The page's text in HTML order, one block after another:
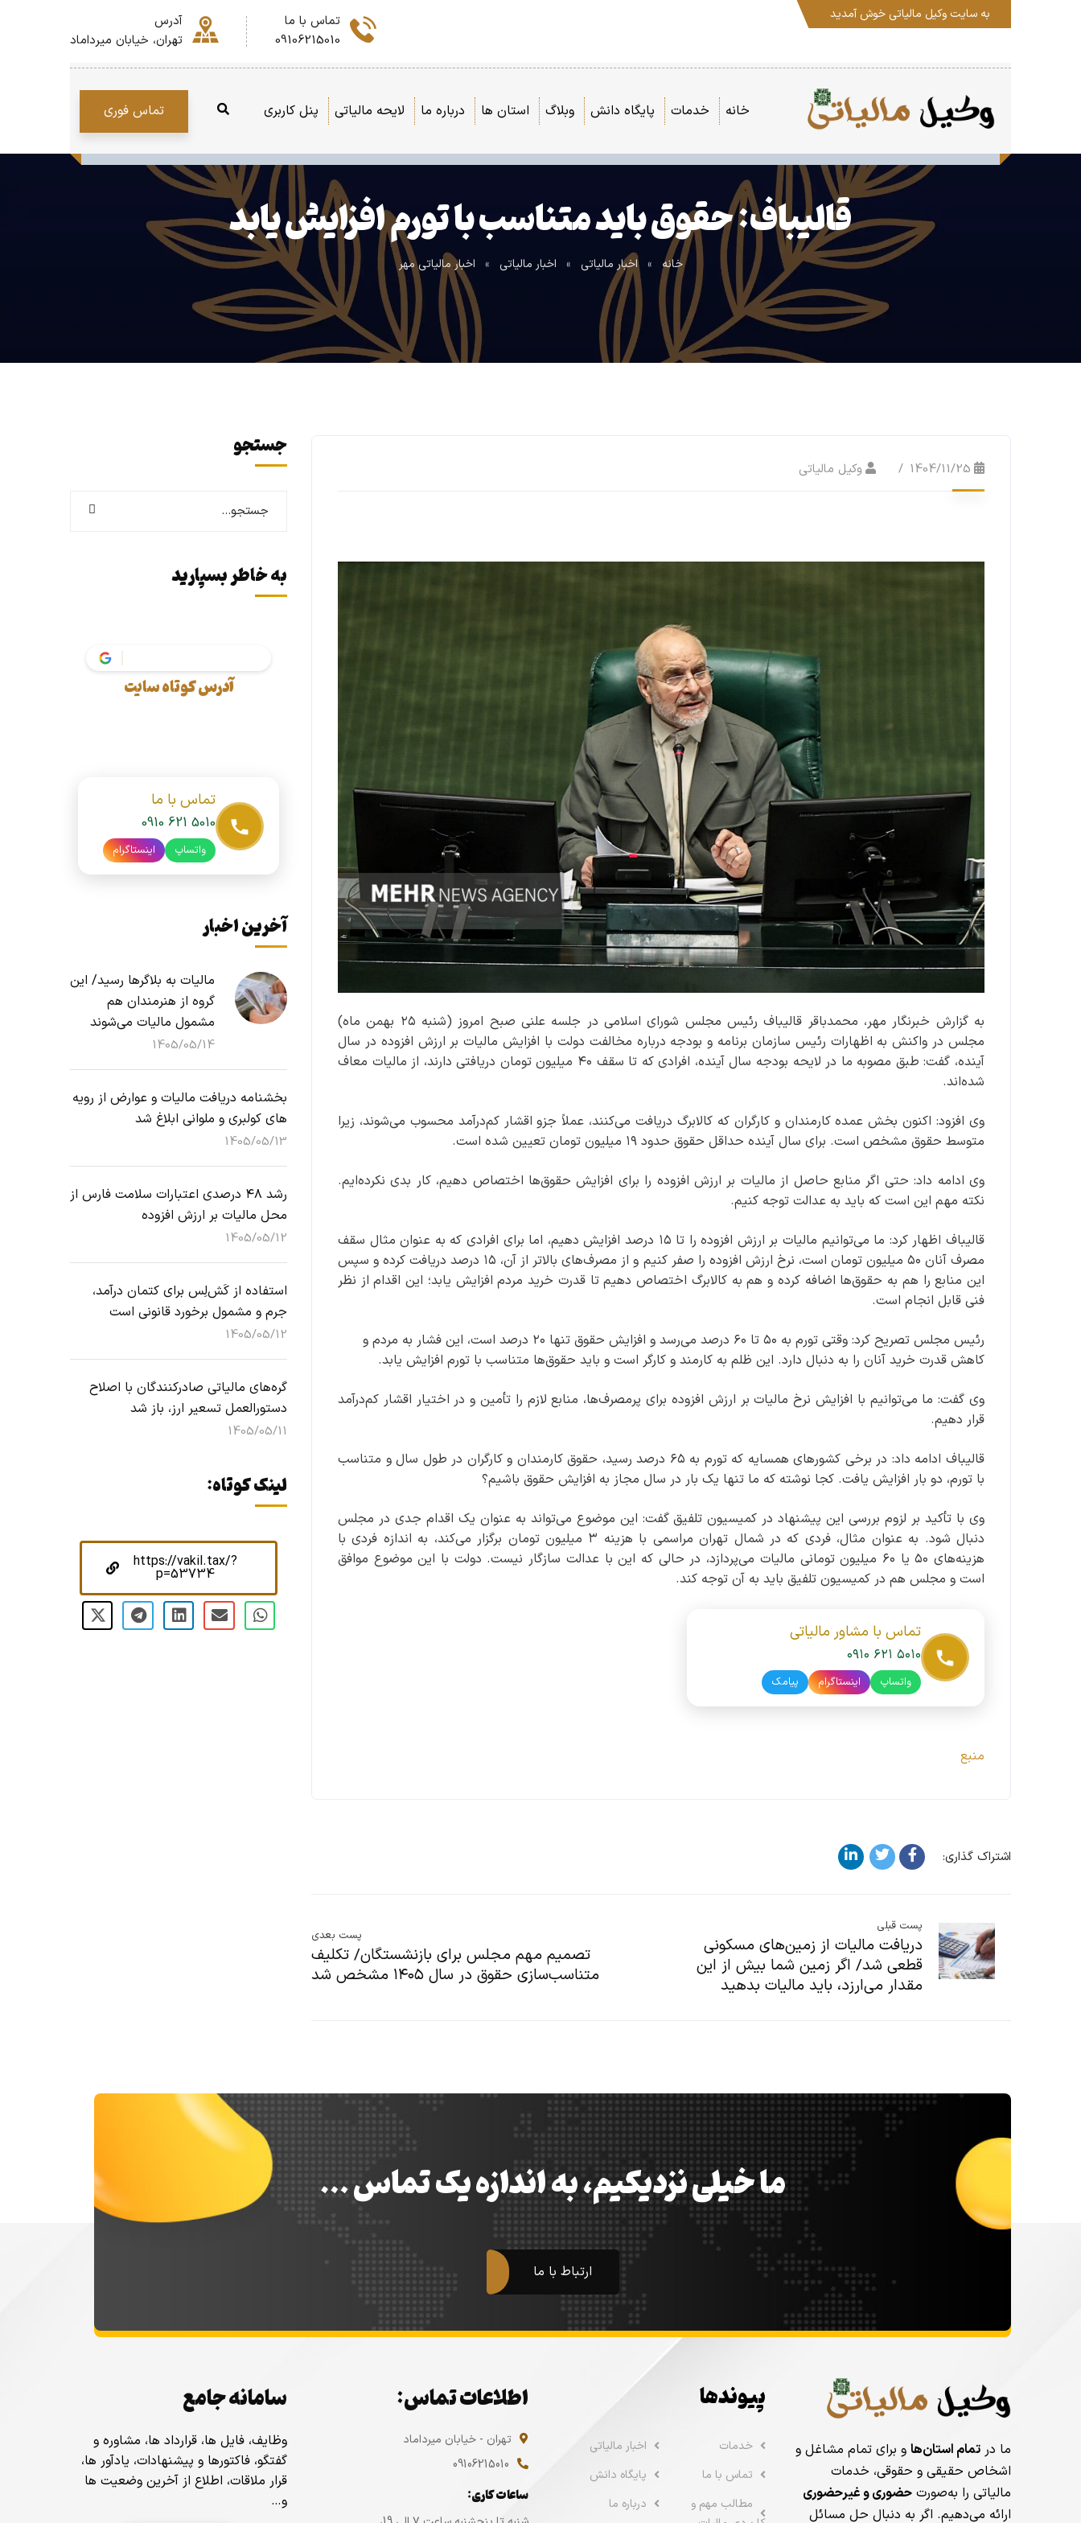
به سایت وکیل مالیاتی خوش آمدید
تماس با ما
09106215010
آدرس
تهران، خیابان میرداماد
خانه خدمات پایگاه دانش وبلاگ استان ها درباره ما لایحه مالیاتی پنل کاربری تماس فوری
قالیباف: حقوق‌ باید متناسب با تورم افزایش یابد
خانه » اخبار مالیاتی » اخبار مالیاتی » اخبار مالیاتی مهر
1404/11/25 وکیل مالیاتی
به گزارش خبرنگار مهر، محمدباقر قالیباف رئیس مجلس شورای اسلامی در جلسه علنی صبح امروز (شنبه ۲۵ بهمن ماه)
مجلس در واکنش به اظهارات رئیس سازمان برنامه و بودجه درباره مخالفت دولت با افزایش مالیات بر ارزش افزوده در سال
آینده، گفت: طبق مصوبه ما در لایحه بودجه سال آینده، افرادی که تا سقف ۴۰ میلیون تومان دریافتی دارند، از مالیات معاف
شده‌اند.
وی افزود: اکنون بخش عمده کارمندان و کارگران که کالابرگ دریافت می‌کنند، عملاً جزو اقشار کم‌درآمد محسوب می‌شوند، زیرا
متوسط حقوق مشخص است. برای سال آینده حداقل حقوق حدود ۱۹ میلیون تومان تعیین شده است.
وی ادامه داد: حتی اگر منابع حاصل از مالیات بر ارزش افزوده را برای افزایش حقوق‌ها اختصاص دهیم، کار بدی نکرده‌ایم.
نکته مهم این است که باید به عدالت توجه کنیم.
قالیباف اظهار کرد: ما می‌توانیم مالیات بر ارزش افزوده را تا ۱۵ درصد افزایش دهیم، اما برای افرادی که به عنوان مثال سقف
مصرف آنان ۵۰ میلیون تومان است، نرخ ارزش افزوده را صفر کنیم و از مصرف‌های بالاتر از آن، ۱۵ درصد دریافت کرده و سپس
این منابع را هم به حقوق‌ها اضافه کرده و هم به کالابرگ اختصاص دهیم تا قدرت خرید مردم افزایش یابد؛ این اقدام از نظر
فنی قابل انجام است.
رئیس مجلس تصریح کرد: وقتی تورم به ۵۰ تا ۶۰ درصد می‌رسد و افزایش حقوق تنها ۲۰ درصد است، این فشار به مردم و
کاهش قدرت خرید آنان را به دنبال دارد. این ظلم به کارمند و کارگر است و باید حقوق‌ها متناسب با تورم افزایش یابد.
وی گفت: ما می‌توانیم با افزایش نرخ مالیات بر ارزش افزوده برای پرمصرف‌ها، منابع لازم را تأمین و در اختیار اقشار کم‌درآمد
قرار دهیم.
قالیباف ادامه داد: در برخی کشورهای همسایه که تورم به ۶۵ درصد رسید، حقوق کارمندان و کارگران در طول سال و متناسب
با تورم، دو بار افزایش یافت. کجا نوشته که ما تنها یک بار در سال مجاز به افزایش حقوق باشیم؟
وی با تأکید بر لزوم بررسی این پیشنهاد در کمیسیون تلفیق گفت: این موضوع می‌تواند به عنوان یک اقدام جدی در مجلس
دنبال شود. به عنوان مثال، فردی که در شمال تهران مراسمی با هزینه ۳ میلیون تومان برگزار می‌کند، به اندازه فردی با
هزینه‌های ۵۰ یا ۶۰ میلیون تومانی مالیات می‌پردازد، در حالی که این با عدالت سازگار نیست. دولت با این موضوع موافق
است و مجلس هم در کمیسیون تلفیق باید به آن توجه کند.
تماس با مشاور مالیاتی
۰۹۱۰ ۶۲۱ ۵۰۱۰
واتساپ اینستاگرام پیامک
منبع
اشتراک گذاری:
پست قبلی
دریافت مالیات از زمین‌های مسکونی
قطعی شد/ اگر زمین شما بیش از این
مقدار می‌ارزد، باید مالیات بدهید
پست بعدی
تصمیم مهم مجلس برای بازنشستگان/ تکلیف
متناسب‌سازی حقوق در سال ۱۴۰۵ مشخص شد
جستجو
به خاطر بسپارید
آدرس کوتاه سایت
تماس با ما
0910 621 5010
واتساپ اینستاگرام
آخرین اخبار
مالیات به بلاگرها رسید/ این
گروه از هنرمندان هم
مشمول مالیات می‌شوند
1405/05/14
بخشنامه دریافت مالیات و عوارض از رویه
های کولبری و ملوانی ابلاغ شد
1405/05/13
رشد ۴۸ درصدی اعتبارات سلامت فارس از
محل مالیات بر ارزش افزوده
1405/05/12
استفاده از کَش‌لِس برای کتمان درآمد،
جرم و مشمول برخورد قانونی است
1405/05/12
گره‌های مالیاتی صادرکنندگان با اصلاح
دستورالعمل تسعیر ارز، باز شد
1405/05/11
لینک کوتاه:
https://vakil.tax/?
p=53734
ما خیلی نزدیکیم، به اندازه یک تماس …
ارتباط با ما
ما در تمام استان‌ها و برای تمام مشاغل و
اشخاص حقیقی و حقوقی، خدمات
مالیاتی را به‌صورت حضوری و غیرحضوری
ارائه می‌دهیم. اگر به دنبال حل مسائل
پیوندها
خدمات
اخبار مالیاتی
تماس با ما
پایگاه دانش
مطالب مهم و
درباره ما
اطلاعات تماس:
تهران - خیابان میرداماد
09106215010
ساعات کاری:
سامانه جامع
وظایف، فایل ها، قرارداد ها، مشاوره و
گفتگو، فاکتورها و پیشنهادات، یادآور ها،
قرار ملاقات، اطلاع از آخرین وضعیت ها
و…